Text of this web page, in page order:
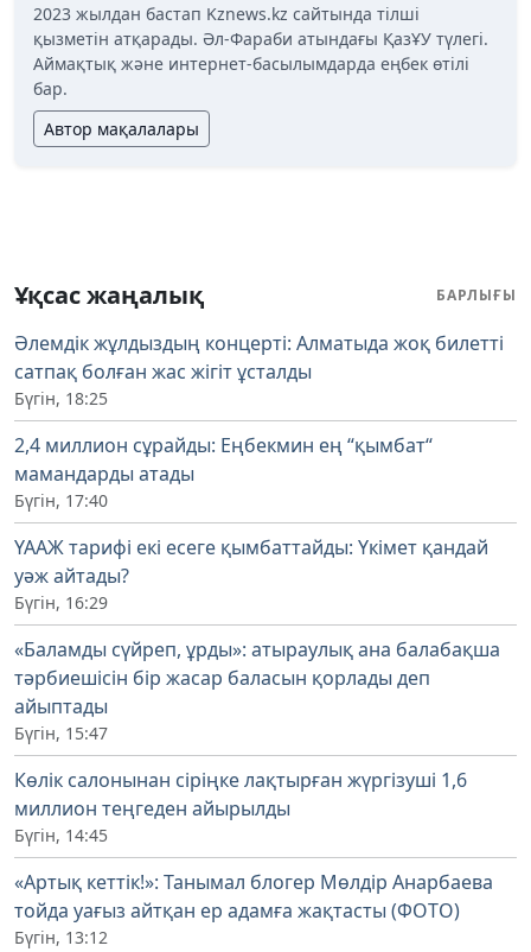
2023 жылдан бастап Kznews.kz сайтында тілші
қызметін атқарады. Әл-Фараби атындағы ҚазҰУ түлегі.
Аймақтық және интернет-басылымдарда еңбек өтілі
бар.
Автор мақалалары
Ұқсас жаңалық БАРЛЫҒЫ
Әлемдік жұлдыздың концерті: Алматыда жоқ билетті
сатпақ болған жас жігіт ұсталды
Бүгін, 18:25
2,4 миллион сұрайды: Еңбекмин ең “қымбат“
мамандарды атады
Бүгін, 17:40
ҮААЖ тарифі екі есеге қымбаттайды: Үкімет қандай
уәж айтады?
Бүгін, 16:29
«Баламды сүйреп, ұрды»: атыраулық ана балабақша
тәрбиешісін бір жасар баласын қорлады деп
айыптады
Бүгін, 15:47
Көлік салонынан сіріңке лақтырған жүргізуші 1,6
миллион теңгеден айырылды
Бүгін, 14:45
«Артық кеттік!»: Танымал блогер Мөлдір Анарбаева
тойда уағыз айтқан ер адамға жақтасты (ФОТО)
Бүгін, 13:12